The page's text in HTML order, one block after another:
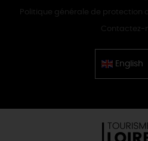
Politique générale de protection
Contactez-
English